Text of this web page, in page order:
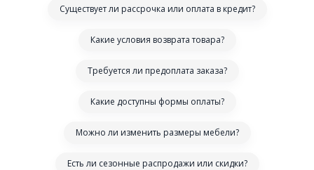
Существует ли рассрочка или оплата в кредит?
Какие условия возврата товара?
Требуется ли предоплата заказа?
Какие доступны формы оплаты?
Можно ли изменить размеры мебели?
Есть ли сезонные распродажи или скидки?